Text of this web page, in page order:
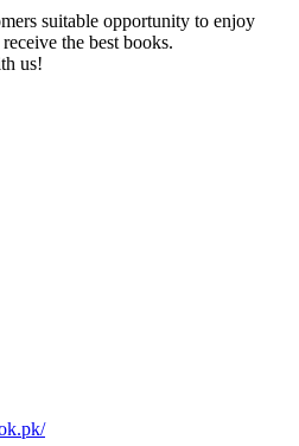
suitable opportunity to enjoy
the best books.
us!